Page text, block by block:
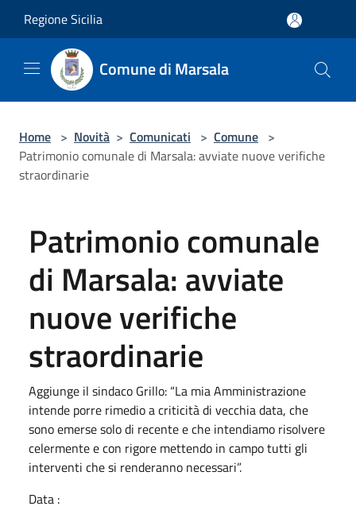
Regione Sicilia
Comune di Marsala
Home > Novità > Comunicati > Comune >
Patrimonio comunale di Marsala: avviate nuove verifiche
straordinarie
Patrimonio comunale
di Marsala: avviate
nuove verifiche
straordinarie
Aggiunge il sindaco Grillo: “La mia Amministrazione
intende porre rimedio a criticità di vecchia data, che
sono emerse solo di recente e che intendiamo risolvere
celermente e con rigore mettendo in campo tutti gli
interventi che si renderanno necessari”.
Data :